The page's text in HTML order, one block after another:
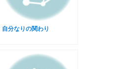
自分なりの関わり